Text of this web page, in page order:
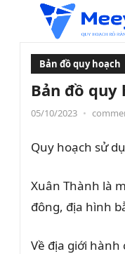
Bản đồ quy hoạch
Bản đồ quy
05/10/2023 •
Quy hoạch sử
Xuân Thành là
đông, địa hình
Về địa giới hành